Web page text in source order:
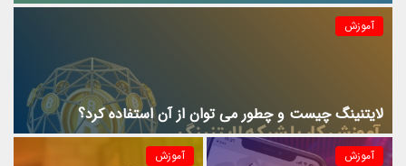
آموزش
لایتنینگ چیست و چطور می توان از آن استفاده کرد؟
آموزش آموزش